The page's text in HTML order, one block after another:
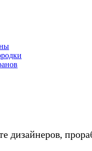
дизайнеров,